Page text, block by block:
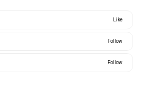
Like
Follow
Follow